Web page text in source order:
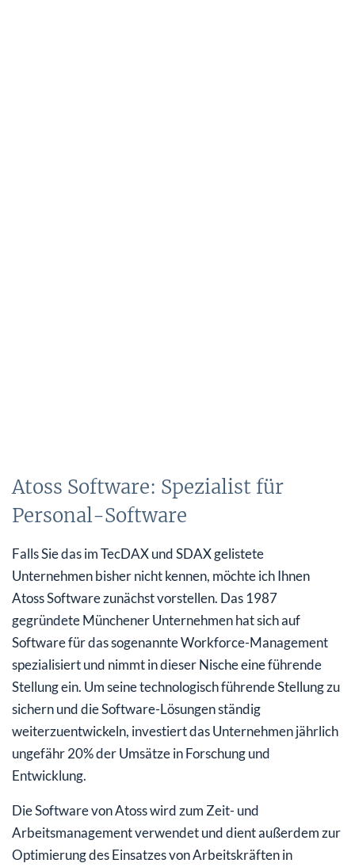
Atoss Software: Spezialist für
Personal-Software
Falls Sie das im TecDAX und SDAX gelistete
Unternehmen bisher nicht kennen, möchte ich Ihnen
Atoss Software zunächst vorstellen. Das 1987
gegründete Münchener Unternehmen hat sich auf
Software für das sogenannte Workforce-Management
spezialisiert und nimmt in dieser Nische eine führende
Stellung ein. Um seine technologisch führende Stellung zu
sichern und die Software-Lösungen ständig
weiterzuentwickeln, investiert das Unternehmen jährlich
ungefähr 20% der Umsätze in Forschung und
Entwicklung.
Die Software von Atoss wird zum Zeit- und
Arbeitsmanagement verwendet und dient außerdem zur
Optimierung des Einsatzes von Arbeitskräften in